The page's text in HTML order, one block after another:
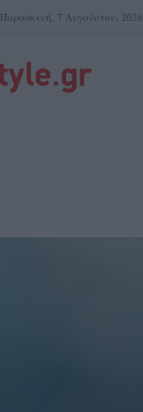
Παρασκευή, 7 Αυγούστου, 2026